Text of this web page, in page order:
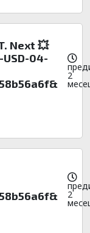
Next 💥
04-
2
2